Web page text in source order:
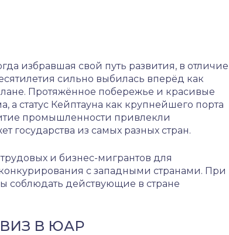
избравшая свой путь развития, в отличие
сильно выбилась вперёд как
Протяжённое побережье и красивые
а статус Кейптауна как крупнейшего порта
промышленности привлекли
из самых разных стран.
и бизнес-мигрантов для
с западными странами. При
соблюдать действующие в стране
В ЮАР